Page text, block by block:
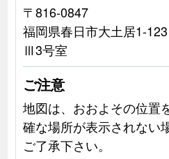
〒816-0847
福岡県春日市大土居1-
Ⅲ3号室
ご注意
地図は、おおよその位置
確な場所が表示されない
ご了承下さい。